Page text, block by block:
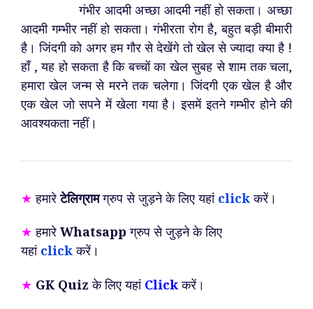
गंभीर आदमी अच्छा आदमी नहीं हो सकता। अच्छा
आदमी गम्भीर नहीं हो सकता। गंभीरता रोग है, बहुत बड़ी बीमारी
है। जिंदगी को अगर हम गौर से देखेंगे तो खेल से ज्यादा क्या है !
हाँ , यह हो सकता है कि बच्चों का खेल सुबह से शाम तक चला,
हमारा खेल जन्म से मरने तक चलेगा। जिंदगी एक खेल है और
एक खेल जो सपने में खेला गया है। इसमें इतने गम्भीर होने की
आवश्यकता नहीं।
★ हमारेटेलिग्रामग्रुप से जुड़ने के लिए यहां clickकरें।
★ हमारे Whatsapp ग्रुप से जुड़ने के लिए
यहां clickकरें।
★ GK Quiz के लिए यहां Clickकरें।